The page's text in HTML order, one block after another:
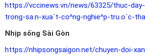
https://vccinews.vn/news/63325/thuc-
trong-sa.n-xua´t-co^ng-nghie^p-tru.o´c-
Nhịp sống Sài Gòn
https://nhipsongsaigon.net/chuyen-doi-